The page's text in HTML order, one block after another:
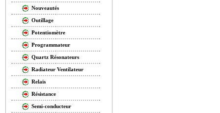
Nouveautés
Outillage
Potentiomètre
Programmateur
Quartz Résonateurs
Radiateur Ventilateur
Relais
Résistance
Semi-conducteur